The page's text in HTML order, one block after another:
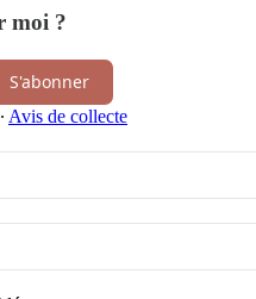
moi ?
S'abonner
∙ Avis de collecte